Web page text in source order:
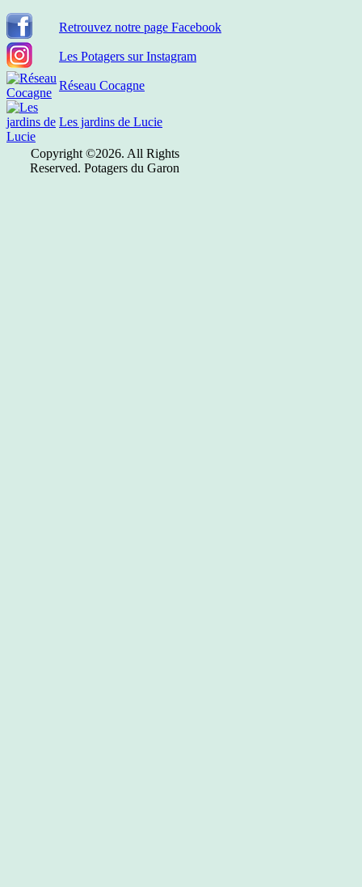
Retrouvez notre page Facebook
Les Potagers sur Instagram
Réseau Cocagne
Les jardins de Lucie
Copyright ©2026. All Rights
Reserved. Potagers du Garon